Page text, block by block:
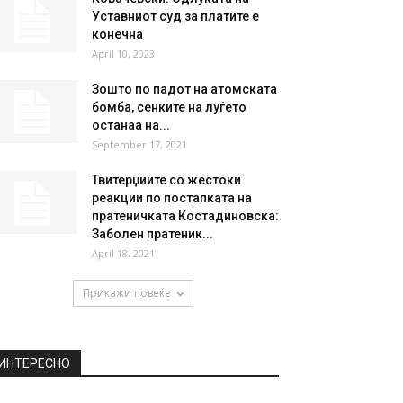
Уставниот суд за платите е
конечна
April 10, 2023
Зошто по падот на атомската
бомба, сенките на луѓето
останаа на...
September 17, 2021
Твитерџиите со жестоки
реакции по постапката на
пратеничката Костадиновска:
Заболен пратеник...
April 18, 2021
Прикажи повеќе